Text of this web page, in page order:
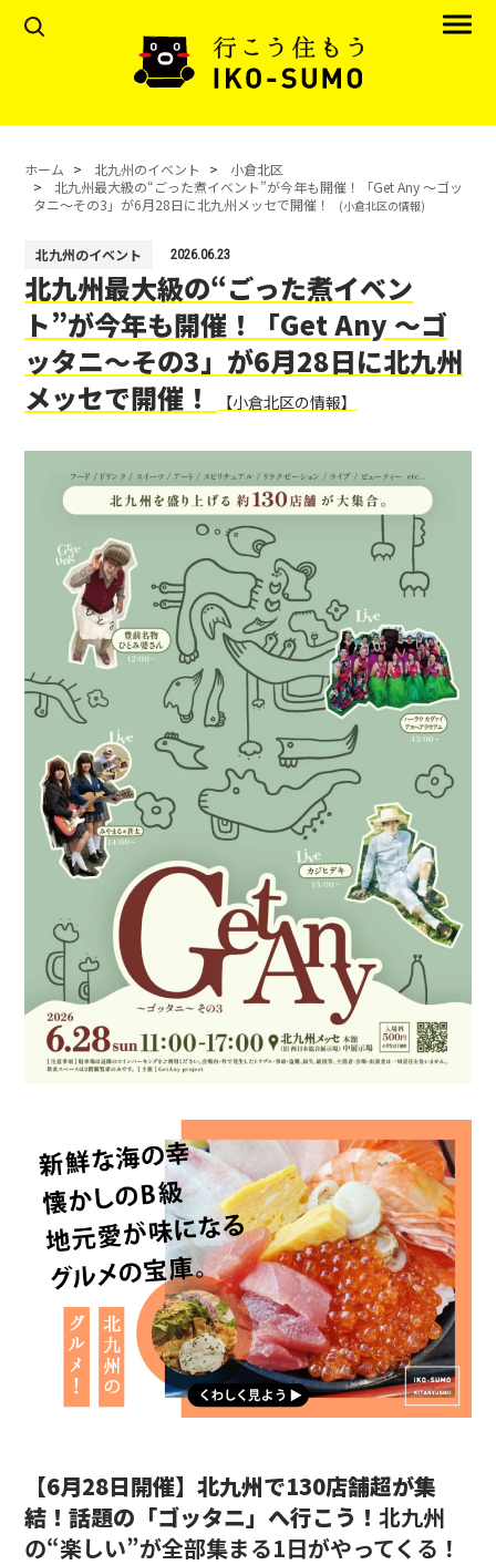
ホーム 北九州のイベント
小倉北区
北九州最大級の“ごった煮イベント”が今年も開催！「Get Any ～ゴッ
タニ～その3」が6月28日に北九州メッセで開催！
(小倉北区の情報)
北九州のイベント 2026.06.23
北九州最大級の“ごった煮イベン
ト”が今年も開催！「Get Any ～ゴ
ッタニ～その3」が6月28日に北九州
メッセで開催！
【小倉北区の情報】
【6月28日開催】北九州で130店舗超が集
結！話題の「ゴッタニ」へ行こう！北九州
の“楽しい”が全部集まる1日がやってくる！